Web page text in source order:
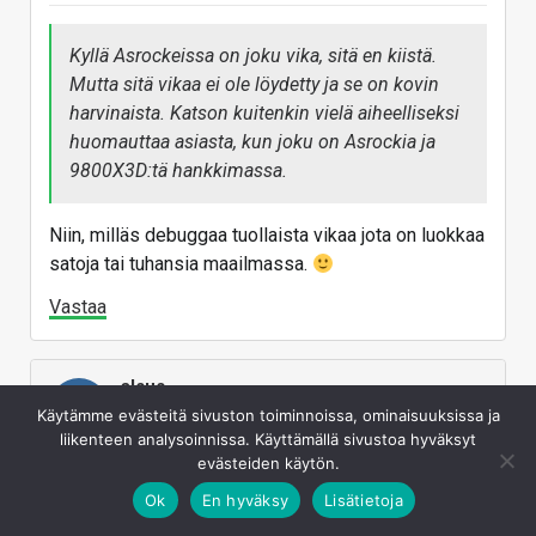
Kyllä Asrockeissa on joku vika, sitä en kiistä.
Mutta sitä vikaa ei ole löydetty ja se on kovin
harvinaista. Katson kuitenkin vielä aiheelliseksi
huomauttaa asiasta, kun joku on Asrockia ja
9800X3D:tä hankkimassa.
Niin, milläs debuggaa tuollaista vikaa jota on luokkaa
satoja tai tuhansia maailmassa.
Vastaa
A
alsus
Feb 08, 2026
Käytämme evästeitä sivuston toiminnoissa, ominaisuuksissa ja
liikenteen analysoinnissa. Käyttämällä sivustoa hyväksyt
evästeiden käytön.
Ok
En hyväksy Lisätietoja